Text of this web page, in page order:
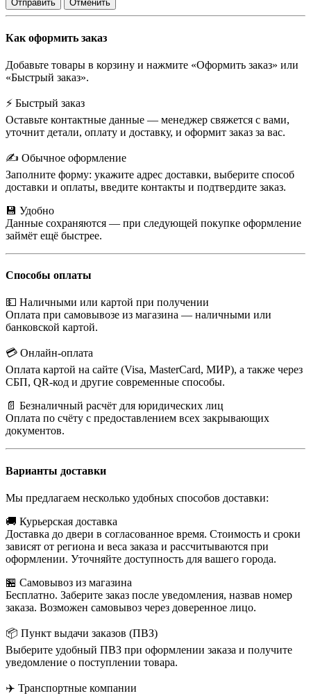
Отправить Отменить
Как оформить заказ
Добавьте товары в корзину и нажмите «Оформить заказ» или
«Быстрый заказ».
⚡ Быстрый заказ
Оставьте контактные данные — менеджер свяжется с вами,
уточнит детали, оплату и доставку, и оформит заказ за вас.
✍️ Обычное оформление
Заполните форму: укажите адрес доставки, выберите способ
доставки и оплаты, введите контакты и подтвердите заказ.
💾 Удобно
Данные сохраняются — при следующей покупке оформление
займёт ещё быстрее.
Способы оплаты
💵 Наличными или картой при получении
Оплата при самовывозе из магазина — наличными или
банковской картой.
💳 Онлайн-оплата
Оплата картой на сайте (Visa, MasterCard, МИР), а также через
СБП, QR-код и другие современные способы.
📄 Безналичный расчёт для юридических лиц
Оплата по счёту с предоставлением всех закрывающих
документов.
Варианты доставки
Мы предлагаем несколько удобных способов доставки:
🚚 Курьерская доставка
Доставка до двери в согласованное время. Стоимость и сроки
зависят от региона и веса заказа и рассчитываются при
оформлении. Уточняйте доступность для вашего города.
🏪 Самовывоз из магазина
Бесплатно. Заберите заказ после уведомления, назвав номер
заказа. Возможен самовывоз через доверенное лицо.
📦 Пункт выдачи заказов (ПВЗ)
Выберите удобный ПВЗ при оформлении заказа и получите
уведомление о поступлении товара.
✈️ Транспортные компании